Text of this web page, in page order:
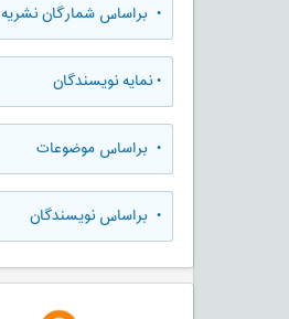
• براساس شمارگان نشریه
•نمایه نویسندگان
• براساس موضوعات
• براساس نویسندگان